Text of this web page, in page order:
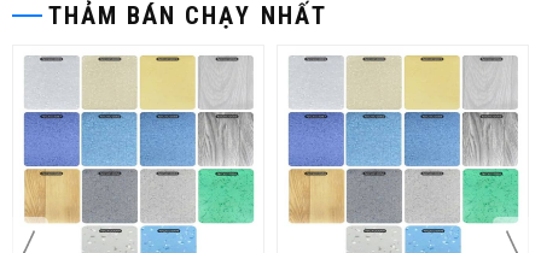
THẢM BÁN CHẠY NHẤT